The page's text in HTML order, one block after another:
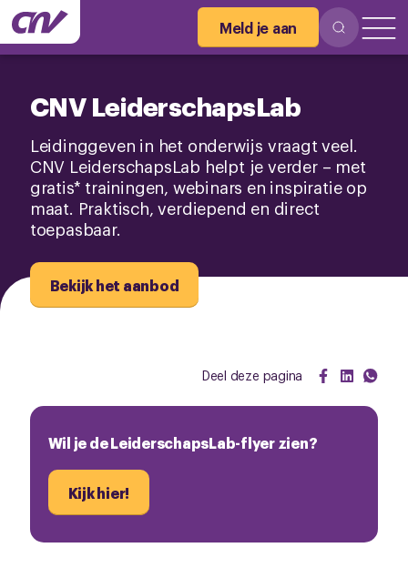
Meld je aan
CNV LeiderschapsLab
Leidinggeven in het onderwijs vraagt veel.
CNV LeiderschapsLab helpt je verder – met
gratis* trainingen, webinars en inspiratie op
maat. Praktisch, verdiepend en direct
toepasbaar.
Bekijk het aanbod
Deel deze pagina
Wil je de LeiderschapsLab-flyer zien?
Kijk hier!